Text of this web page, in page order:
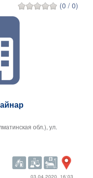
(0 / 0)
обл.), ул.
03.04.2020, 16:03